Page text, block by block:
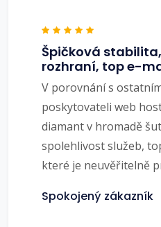
Špičková
rozhraní, top e-
V porovnání s
poskytovateli web
diamant v hromadě
spolehlivost služeb,
které je neuvěřitelně
Spokojený zákazník